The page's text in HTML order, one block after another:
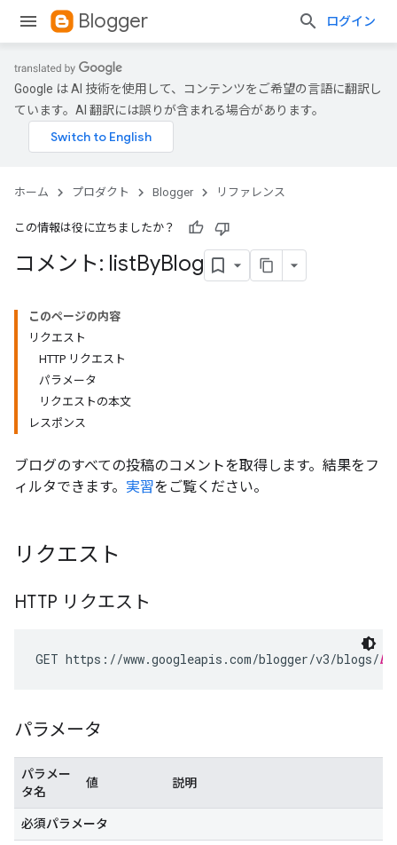
Blogger ログイン
Google は AI 技術を使用して、コンテンツをご希望の言語に翻訳し
ています。AI 翻訳には誤りが含まれる場合があります。
ホーム プロダクト Blogger リファレンス
この情報は役に立ちましたか？
コメント: listByBlog
このページの内容
リクエスト
HTTP リクエスト
パラメータ
リクエストの本文
レスポンス
ブログのすべての投稿のコメントを取得します。結果をフ
ィルタできます。 実習をご覧ください。
リクエスト
HTTP リクエスト
GET https://www.googleapis.com/blogger/v3/blogs/
パラメータ
パラメー
タ名
値 説明
必須パラメータ